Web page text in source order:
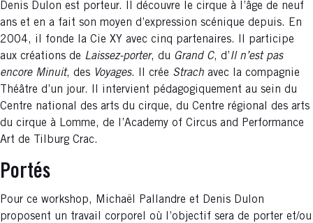
Denis Dulon est porteur. Il découvre le cirque à l’âge de neuf
ans et en a fait son moyen d’expression scénique depuis. En
2004, il fonde la Cie XY avec cinq partenaires. Il participe
aux créations de Laissez-porter, du Grand C, d’Il n’est pas
encore Minuit, des Voyages. Il crée Strach avec la compagnie
Théâtre d’un jour. Il intervient pédagogiquement au sein du
Centre national des arts du cirque, du Centre régional des arts
du cirque à Lomme, de l’Academy of Circus and Performance
Art de Tilburg Crac.
Portés
Pour ce workshop, Michaël Pallandre et Denis Dulon
proposent un travail corporel où l’objectif sera de porter et/ou